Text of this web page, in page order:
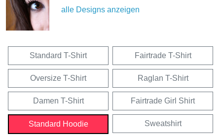
alle Designs anzeigen
Standard T-Shirt Fairtrade T-Shirt
Oversize T-Shirt Raglan T-Shirt
Damen T-Shirt Fairtrade Girl Shirt
Standard Hoodie Sweatshirt